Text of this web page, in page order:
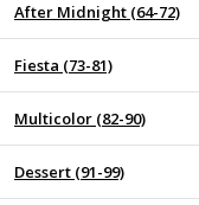
After Midnight (64-72)
Fiesta (73-81)
Multicolor (82-90)
Dessert (91-99)